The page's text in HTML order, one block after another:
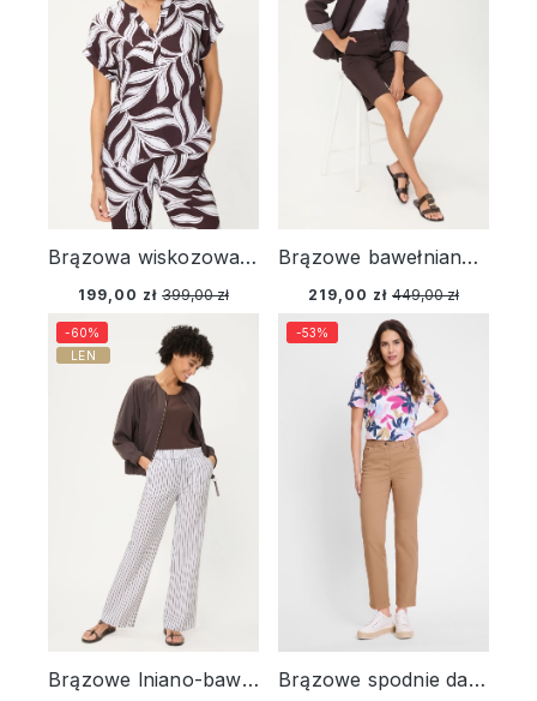
Brązowa wiskozowa koszula damska z roślinnym wzorem – Savanna Sky
199,00 zł 399,00 zł
Brązowe bawełniane szorty damskie Mona Straight – Savanna Sky
219,00 zł 449,00 zł
Brązowe lniano-bawełniane spodnie damskie Anna Wide w paski – Savanna Sky
-60%
LEN
Brązowe spodnie damskie Lisa Straight – Relaxed Code
-53%